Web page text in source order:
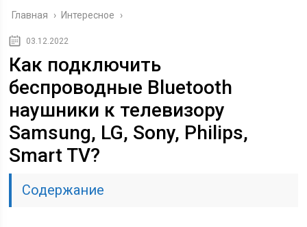
Главная › Интересное ›
03.12.2022
Как подключить
беспроводные Bluetooth
наушники к телевизору
Samsung, LG, Sony, Philips,
Smart TV?
Содержание